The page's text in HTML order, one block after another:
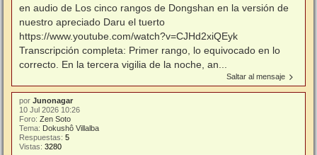
en audio de Los cinco rangos de Dongshan en la versión de
nuestro apreciado Daru el tuerto
https://www.youtube.com/watch?v=CJHd2xiQEyk
Transcripción completa: Primer rango, lo equivocado en lo
correcto. En la tercera vigilia de la noche, an...
Saltar al mensaje
por Junonagar
10 Jul 2026 10:26
Foro: Zen Soto
Tema: Dokushô Villalba
Respuestas: 5
Vistas: 3280